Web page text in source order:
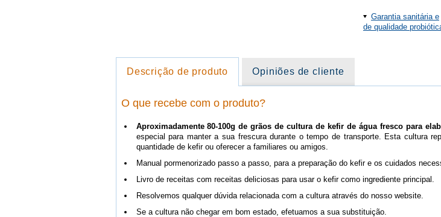
Garantia sanitária e
de qualidade
Descrição de produto Opiniões de cliente
O que recebe com o produto?
Aproximadamente 80-100g de grãos de cultura de kefir de água fresco para
especial para manter a sua frescura durante o tempo de transporte. Esta cultura
quantidade de kefir ou oferecer a familiares ou amigos.
Manual pormenorizado passo a passo, para a preparação do kefir e os cuidados
Livro de receitas com receitas deliciosas para usar o kefir como ingrediente principal.
Resolvemos qualquer dúvida relacionada com a cultura através do nosso website.
Se a cultura não chegar em bom estado, efetuamos a sua substituição.